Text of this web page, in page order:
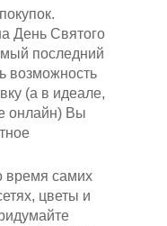
День Святого
последний
возможность
(а в идеале,
онлайн) Вы
время самих
цветы и